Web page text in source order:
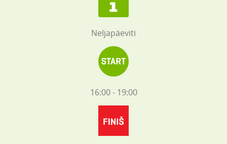
Neljapäeviti
16:00 - 19:00